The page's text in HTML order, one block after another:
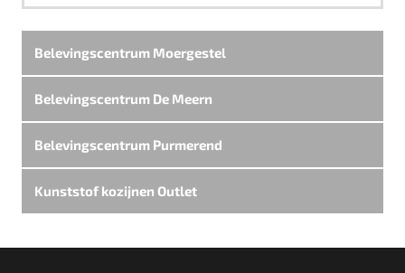
Belevingscentrum Moergestel
Belevingscentrum De Meern
Belevingscentrum Purmerend
Kunststof kozijnen Outlet